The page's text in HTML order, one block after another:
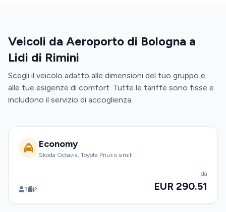
Veicoli da Aeroporto di Bologna a
Lidi di Rimini
Scegli il veicolo adatto alle dimensioni del tuo gruppo e
alle tue esigenze di comfort. Tutte le tariffe sono fisse e
includono il servizio di accoglienza.
Economy
Skoda Octavia, Toyota Prius o simili
3 2
da
EUR 290.51